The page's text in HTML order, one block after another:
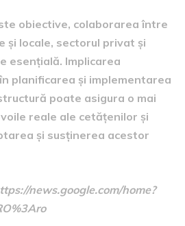
obiective, colaborarea între
și locale, sectorul privat și
esențială. Implicarea
planificarea și implementarea
poate asigura o mai
reale ale cetățenilor și
și susținerea acestor
news.google.com/home?